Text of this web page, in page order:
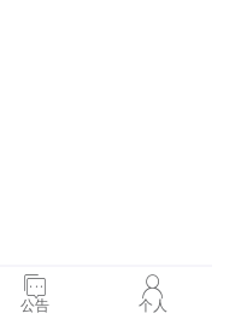
公告 个人